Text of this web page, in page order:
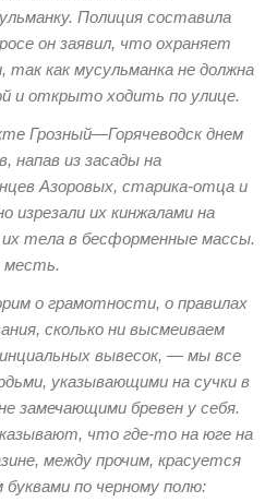
Полиция составила
он заявил, что охраняет
так как мусульманка не должна
и открыто ходить по улице.
Грозный—Горячеводск днем
напав из засады на
Азоровых, старика-отца и
изрезали их кинжалами на
их тела в бесформенные массы.
месть.
о грамотности, о правилах
сколько ни высмеиваем
вывесок, — мы все
указывающими на сучки в
замечающими бревен у себя.
что где-то на юге на
между прочим, красуется
по черному полю: